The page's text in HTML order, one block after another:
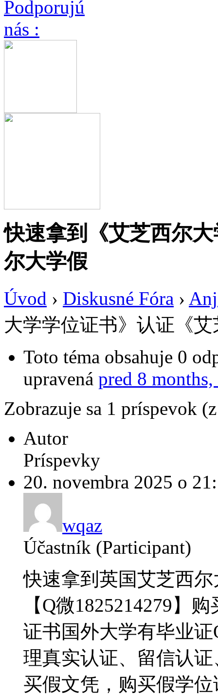
快速拿到《艾芝西尔
尔大学假
Úvod › Diskusné Fóra ›
大学学位证书》认证《
Toto téma obsahuje 0
upravená pred 8 months,
Zobrazuje sa 1 príspevok
Autor
Príspevky
20. novembra 2025 o
wqaz
Účastník (Participant)
快速拿到英国艾芝西
【Q微1825214279】
证书国外大学有毕业证
理真实认证、留信认
买假文凭，购买假学